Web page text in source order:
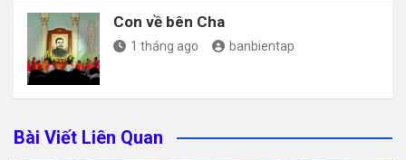
Con về bên Cha
1 tháng ago banbientap
Bài Viết Liên Quan